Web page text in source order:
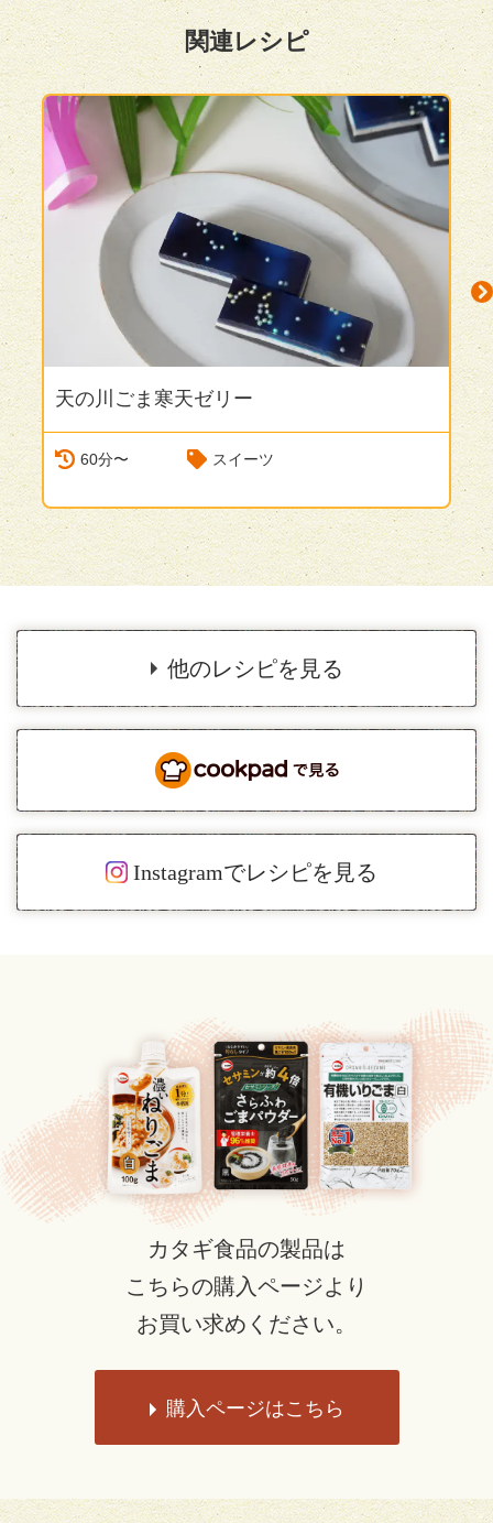
関連レシピ
天の川ごま寒天ゼリー
60分〜 スイーツ
他のレシピを見る
Instagramでレシピを見る
カタギ食品の製品は
こちらの購入ページより
お買い求めください。
購入ページはこちら